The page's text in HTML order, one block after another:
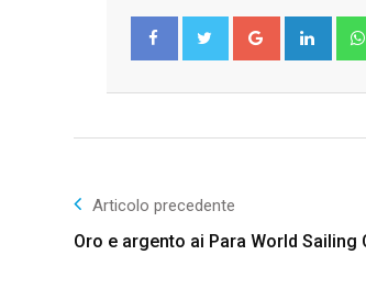
Google+
Articolo precedente
Oro e argento ai Para World Sailing